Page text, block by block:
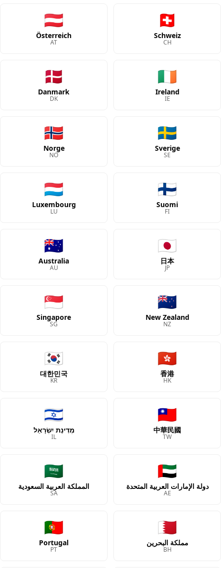
🇨🇭
Schweiz
CH
🇦🇹
Österreich
AT
🇮🇪
Ireland
IE
🇩🇰
Danmark
DK
🇸🇪
Sverige
SE
🇳🇴
Norge
NO
🇫🇮
Suomi
FI
🇱🇺
Luxembourg
LU
🇯🇵
日本
JP
🇦🇺
Australia
AU
🇳🇿
New Zealand
NZ
🇸🇬
Singapore
SG
🇭🇰
香港
HK
🇰🇷
대한민국
KR
🇹🇼
中華民國
TW
🇮🇱
מְדִינַת יִשְׂרָאֵל
IL
🇦🇪
دولة الإمارات العربية المتحدة
AE
🇸🇦
المملكة العربية السعودية
SA
🇧🇭
مملكة البحرين
BH
🇵🇹
Portugal
PT